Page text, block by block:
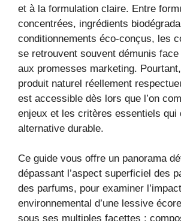
et à la formulation claire. Entre
concentrées, ingrédients
conditionnements éco-conçus, les
se retrouvent souvent démunis
aux promesses marketing.
produit naturel réellement
est accessible dès lors que l’on
enjeux et les critères essentiels qui
alternative durable.
Ce guide vous offre un panorama
dépassant l’aspect superficiel des
des parfums, pour examiner l’impact
environnemental d’une lessive
sous ses multiples facettes :